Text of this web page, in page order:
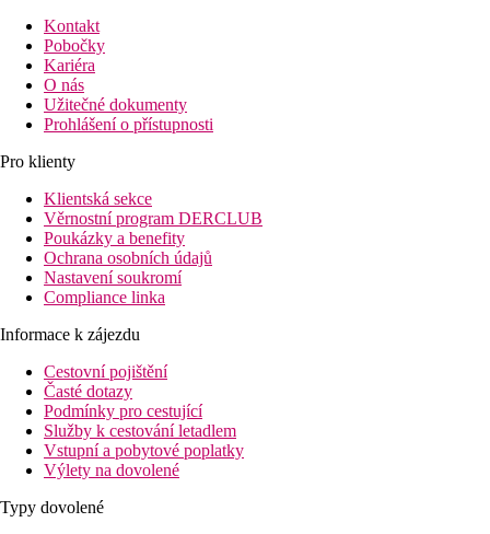
Kontakt
Pobočky
Kariéra
O nás
Užitečné dokumenty
Prohlášení o přístupnosti
Pro klienty
Klientská sekce
Věrnostní program DERCLUB
Poukázky a benefity
Ochrana osobních údajů
Nastavení soukromí
Compliance linka
Informace k zájezdu
Cestovní pojištění
Časté dotazy
Podmínky pro cestující
Služby k cestování letadlem
Vstupní a pobytové poplatky
Výlety na dovolené
Typy dovolené